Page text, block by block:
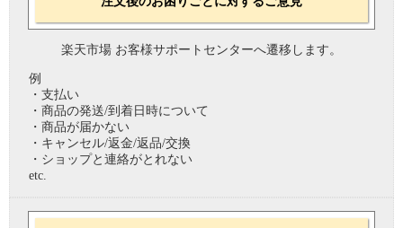
楽天市場 お客様サポートセンターへ遷移します。
例
・支払い
・商品の発送/到着日時について
・商品が届かない
・キャンセル/返金/返品/交換
・ショップと連絡がとれない
etc.